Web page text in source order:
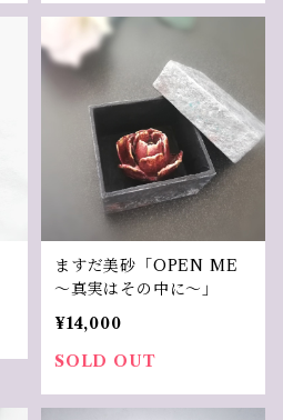
ますだ美砂「OPEN ME
～真実はその中に～」
¥14,000
SOLD OUT